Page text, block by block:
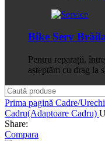
Bike Serv
Pentru reparații,
așteptăm cu drag la
Prima pagină Cadre/
Cadru(Adaptoare Cadru)
Share:
Compara